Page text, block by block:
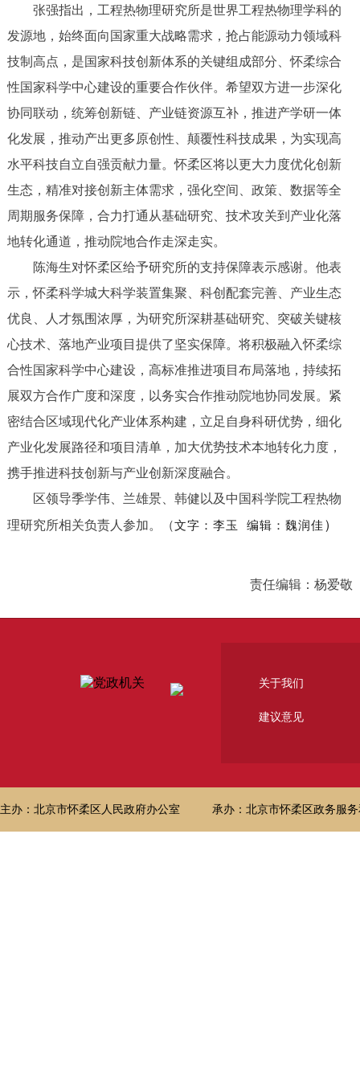
张强指出，工程热物理研究所是世界工程热物理学科的
发源地，始终面向国家重大战略需求，抢占能源动力领域科
技制高点，是国家科技创新体系的关键组成部分、怀柔综合
性国家科学中心建设的重要合作伙伴。希望双方进一步深化
协同联动，统筹创新链、产业链资源互补，推进产学研一体
化发展，推动产出更多原创性、颠覆性科技成果，为实现高
水平科技自立自强贡献力量。怀柔区将以更大力度优化创新
生态，精准对接创新主体需求，强化空间、政策、数据等全
周期服务保障，合力打通从基础研究、技术攻关到产业化落
地转化通道，推动院地合作走深走实。
陈海生对怀柔区给予研究所的支持保障表示感谢。他表
示，怀柔科学城大科学装置集聚、科创配套完善、产业生态
优良、人才氛围浓厚，为研究所深耕基础研究、突破关键核
心技术、落地产业项目提供了坚实保障。将积极融入怀柔综
合性国家科学中心建设，高标准推进项目布局落地，持续拓
展双方合作广度和深度，以务实合作推动院地协同发展。紧
密结合区域现代化产业体系构建，立足自身科研优势，细化
产业化发展路径和项目清单，加大优势技术本地转化力度，
携手推进科技创新与产业创新深度融合。
区领导季学伟、兰雄景、韩健以及中国科学院工程热物
理研究所相关负责人参加。（文字：李玉 编辑：魏润佳 ）
责任编辑：杨爱敬
关于我们
建议意见
主办：北京市怀柔区人民政府办公室 承办：北京市怀柔区政务服